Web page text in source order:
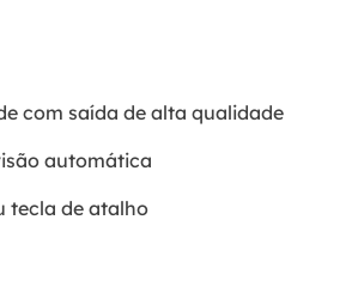
com saída de alta qualidade
automática
tecla de atalho